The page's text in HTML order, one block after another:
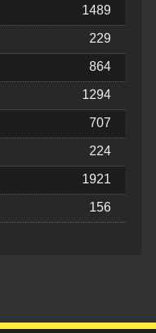
1489
229
864
1294
707
224
1921
156